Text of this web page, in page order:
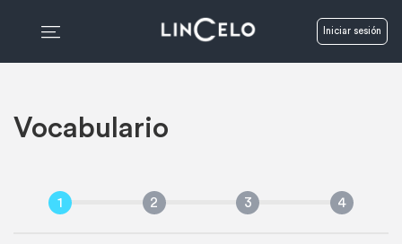
Iniciar sesión
Vocabulario
1 2 3 4